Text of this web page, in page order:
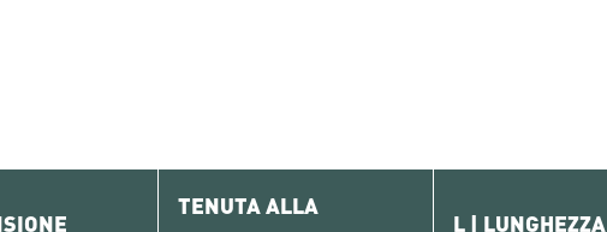
TENUTA ALLA
L | LUNGHEZZA